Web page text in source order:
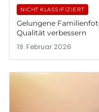
NICHT KLASSIFIZIERT
Gelungene
Qualität verbessern
19. Februar 2026